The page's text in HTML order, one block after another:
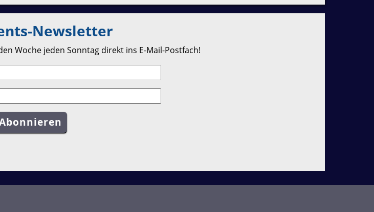
Newsletter
Woche jeden Sonntag direkt ins E-Mail-Postfach!